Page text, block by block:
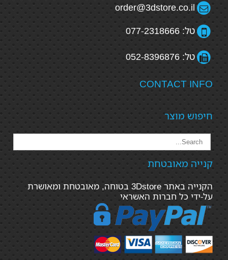
order@3dstore.co.il
טל: 077-2318666
טל: 052-8396876
CONTACT INFO
חיפוש מוצר
קנייה מאובטחת
הקנייה באתר 3Dstore בטוחה, מאובטחת ומאושרת
על-ידי כל חברות האשראי